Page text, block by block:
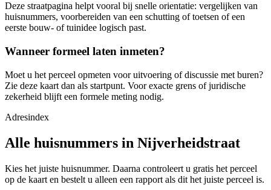
Deze straatpagina helpt vooral bij snelle orientatie: vergelijken van
huisnummers, voorbereiden van een schutting of toetsen of een
eerste bouw- of tuinidee logisch past.
Wanneer formeel laten inmeten?
Moet u het perceel opmeten voor uitvoering of discussie met buren?
Zie deze kaart dan als startpunt. Voor exacte grens of juridische
zekerheid blijft een formele meting nodig.
Adresindex
Alle huisnummers in Nijverheidstraat
Kies het juiste huisnummer. Daarna controleert u gratis het perceel
op de kaart en bestelt u alleen een rapport als dit het juiste perceel is.